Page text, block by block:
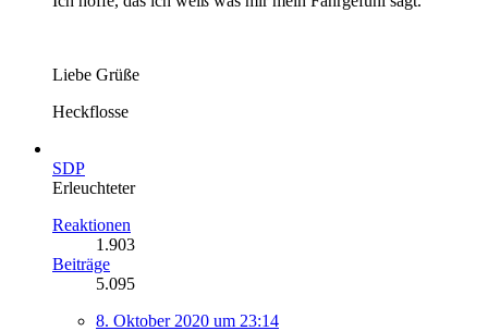
Liebe Grüße
Heckflosse
SDP
Erleuchteter
Reaktionen
1.903
Beiträge
5.095
8. Oktober 2020 um 23:14